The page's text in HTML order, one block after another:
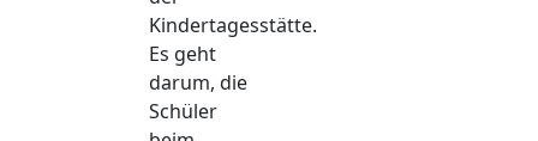
Kindertagesstätte.
Es geht
darum, die
Schüler